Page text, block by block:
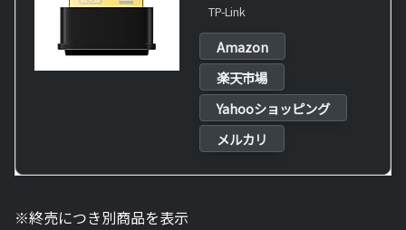
TP-Link
Amazon
楽天市場
Yahooショッピング
メルカリ
※終売につき別商品を表示